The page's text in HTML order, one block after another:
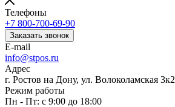
Телефоны
+7 800-700-69-90
Заказать звонок
E-mail
info@stpos.ru
Адрес
г. Ростов на Дону, ул. Волоколамская 3к2
Режим работы
Пн - Пт: с 9:00 до 18:00